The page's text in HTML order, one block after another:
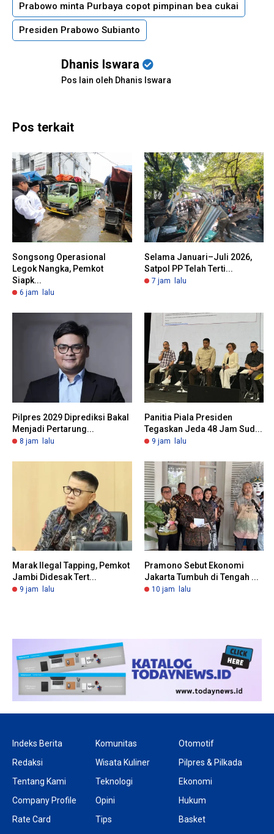
Prabowo minta Purbaya copot pimpinan bea cukai
Presiden Prabowo Subianto
Dhanis Iswara
Pos lain oleh Dhanis Iswara
Pos terkait
Songsong Operasional
Legok Nangka, Pemkot
Siapk...
6 jam lalu
Selama Januari–Juli 2026,
Satpol PP Telah Terti...
7 jam lalu
Pilpres 2029 Diprediksi Bakal
Menjadi Pertarung...
8 jam lalu
Panitia Piala Presiden
Tegaskan Jeda 48 Jam Sud...
9 jam lalu
Marak Ilegal Tapping, Pemkot
Jambi Didesak Tert...
9 jam lalu
Pramono Sebut Ekonomi
Jakarta Tumbuh di Tengah ...
10 jam lalu
Indeks Berita
Redaksi
Tentang Kami
Company Profile
Rate Card
Komunitas
Wisata Kuliner
Teknologi
Opini
Tips
Otomotif
Pilpres & Pilkada
Ekonomi
Hukum
Basket